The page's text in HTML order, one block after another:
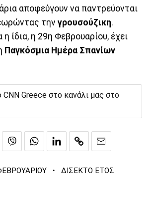
αποφεύγουν να παντρεύονται
την γρουσούζικη.
ίδια, η 29η Φεβρουαρίου, έχει
Παγκόσμια Ημέρα Σπανίων
Greece στο κανάλι μας στο
· ΔΙΣΕΚΤΟ ΕΤΟΣ